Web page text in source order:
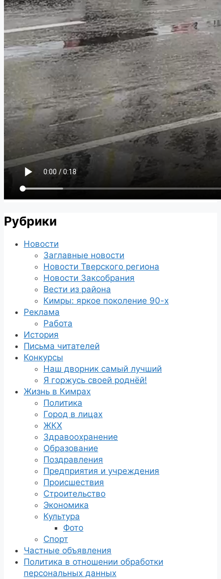
Рубрики
Новости
Заглавные новости
Новости Тверского региона
Новости Заксобрания
Вести из района
Кимры: яркое поколение 90-х
Реклама
Работа
История
Письма читателей
Конкурсы
Наш дворник самый лучший
Я горжусь своей роднёй!
Жизнь в Кимрах
Политика
Город в лицах
ЖКХ
Здравоохранение
Образование
Поздравления
Предприятия и учреждения
Происшествия
Строительство
Экономика
Культура
Фото
Спорт
Частные объявления
Политика в отношении обработки
персональных данных